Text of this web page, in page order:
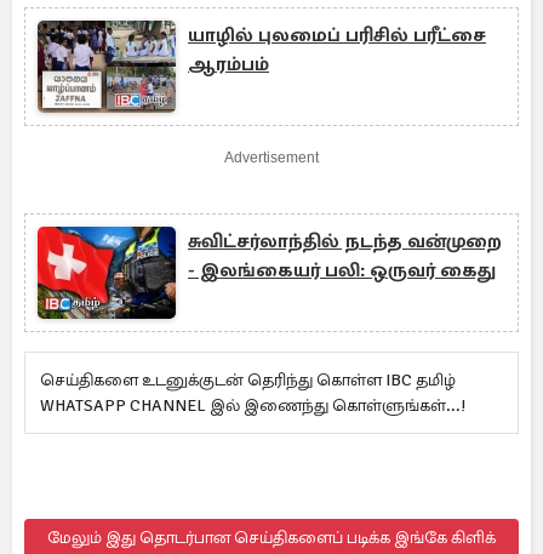
யாழில் புலமைப் பரிசில் பரீட்சை
ஆரம்பம்
Advertisement
சுவிட்சர்லாந்தில் நடந்த வன்முறை
- இலங்கையர் பலி: ஒருவர் கைது
செய்திகளை உடனுக்குடன் தெரிந்து கொள்ள IBC தமிழ்
WHATSAPP CHANNEL இல் இணைந்து கொள்ளுங்கள்...!
மேலும் இது தொடர்பான செய்திகளைப் படிக்க இங்கே கிளிக்